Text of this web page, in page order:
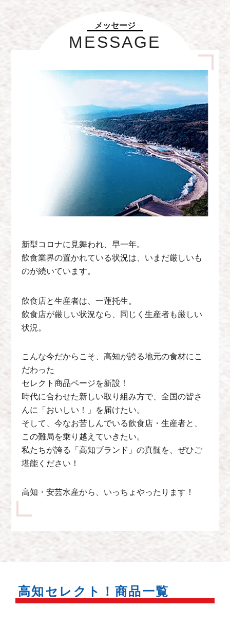
メッセージ
MESSAGE
新型コロナに見舞われ、早一年。
飲食業界の置かれている状況は、いまだ厳しいも
のが続いています。
飲食店と生産者は、一蓮托生。
飲食店が厳しい状況なら、同じく生産者も厳しい
状況。
こんな今だからこそ、高知が誇る地元の食材にこ
だわった
セレクト商品ページを新設！
時代に合わせた新しい取り組み方で、全国の皆さ
んに「おいしい！」を届けたい。
そして、今なお苦しんでいる飲食店・生産者と、
この難局を乗り越えていきたい。
私たちが誇る「高知ブランド」の真髄を、ぜひご
堪能ください！
高知・安芸水産から、いっちょやったります！
高知セレクト！商品一覧